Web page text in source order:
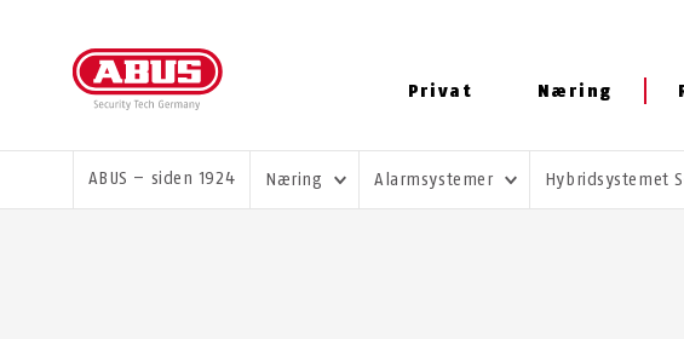
Privat Næring
DU ER HER:
ABUS – siden 1924 Næring Alarmsystemer Hybridsystemet